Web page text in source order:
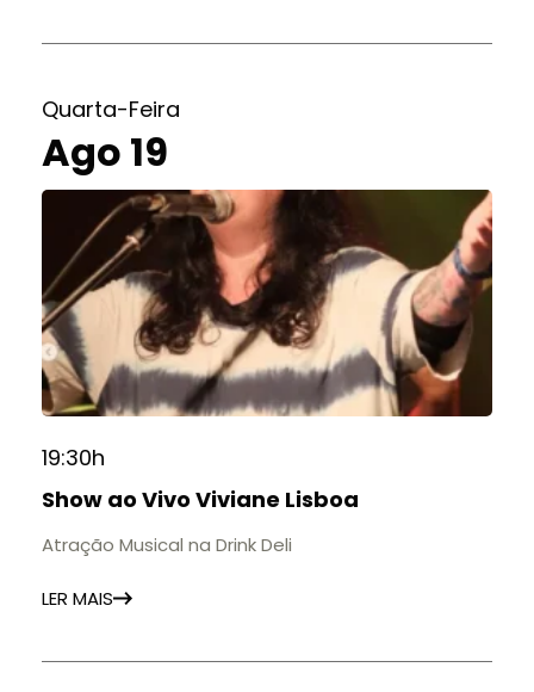
Quarta-Feira
Ago 19
19:30h
Show ao Vivo Viviane Lisboa
Atração Musical na Drink Deli
LER MAIS